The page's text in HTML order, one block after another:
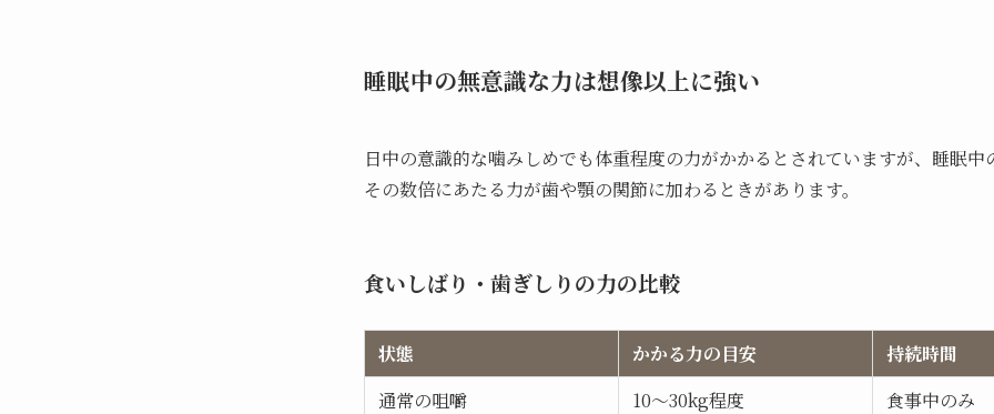
睡眠中の無意識な力は想像以上に強い
日中の意識的な噛みしめでも体重程度の力がかかるとされていますが、睡眠中
その数倍にあたる力が歯や顎の関節に加わるときがあります。
食いしばり・歯ぎしりの力の比較
状態 かかる力の目安
持続時間
通常の咀嚼
10〜30kg程度
食事中のみ